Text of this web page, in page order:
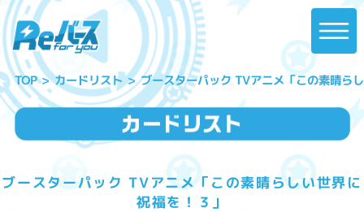
TOP カードリスト ブースターパック TVアニメ「この素晴ら
ブースターパック TVアニメ「この素晴らしい世界に
祝福を！３」